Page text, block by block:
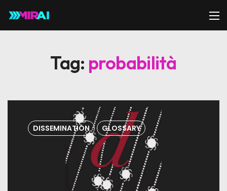
Tag: probabilità
DISSEMINATION GLOSSARY